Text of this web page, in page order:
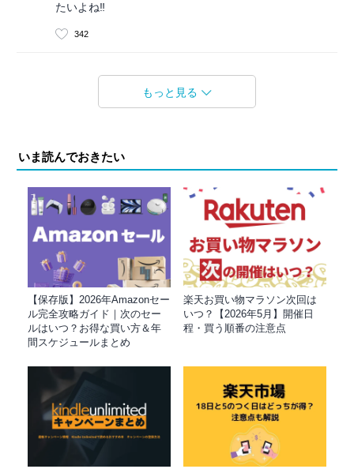
たいよね‼︎
342
もっと見る
いま読んでおきたい
【保存版】2026年Amazonセー
ル完全攻略ガイド｜次のセー
ルはいつ？お得な買い方＆年
間スケジュールまとめ
楽天お買い物マラソン次回は
いつ？【2026年5月】開催日
程・買う順番の注意点